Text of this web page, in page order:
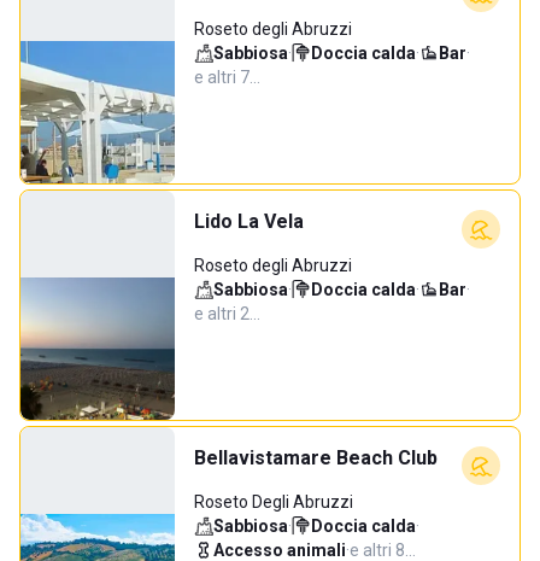
Roseto degli Abruzzi
Sabbiosa· Doccia calda· Bar·
e altri 7…
Lido La Vela
Roseto degli Abruzzi
Sabbiosa· Doccia calda· Bar·
e altri 2…
Bellavistamare Beach Club
Roseto Degli Abruzzi
Sabbiosa· Doccia calda·
Accesso animali·e altri 8…